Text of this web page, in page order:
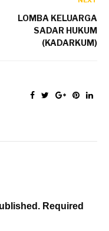
LOMBA KELUARGA
SADAR HUKUM
(KADARKUM)
Required